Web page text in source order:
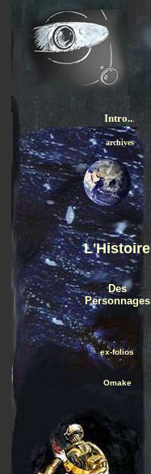
Intro...
archives
L'Histoire
Des
Personnages
ex-folios
Omake